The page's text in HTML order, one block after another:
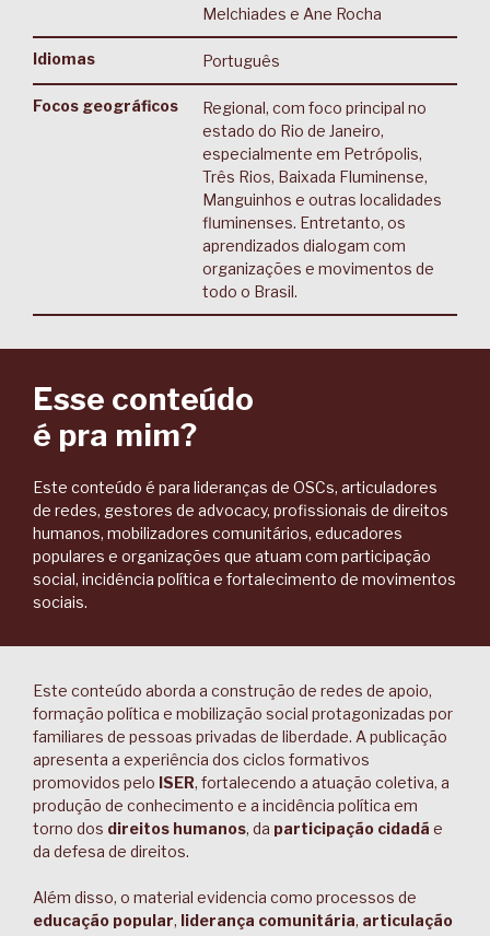
Melchiades e Ane Rocha
Idiomas Português
Focos geográficos
Regional, com foco principal no
estado do Rio de Janeiro,
especialmente em Petrópolis,
Três Rios, Baixada Fluminense,
Manguinhos e outras localidades
fluminenses. Entretanto, os
aprendizados dialogam com
organizações e movimentos de
todo o Brasil.
Esse conteúdo
é pra mim?
Este conteúdo é para lideranças de OSCs, articuladores
de redes, gestores de advocacy, profissionais de direitos
humanos, mobilizadores comunitários, educadores
populares e organizações que atuam com participação
social, incidência política e fortalecimento de movimentos
sociais.
Este conteúdo aborda a construção de redes de apoio,
formação política e mobilização social protagonizadas por
familiares de pessoas privadas de liberdade. A publicação
apresenta a experiência dos ciclos formativos
promovidos pelo ISER, fortalecendo a atuação coletiva, a
produção de conhecimento e a incidência política em
torno dos direitos humanos, da participação cidadã e
da defesa de direitos.
Além disso, o material evidencia como processos de
educação popular, liderança comunitária, articulação